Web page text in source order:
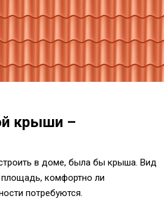
крыши –
в доме, была бы крыша. Вид
площадь, комфортно ли
потребуются.